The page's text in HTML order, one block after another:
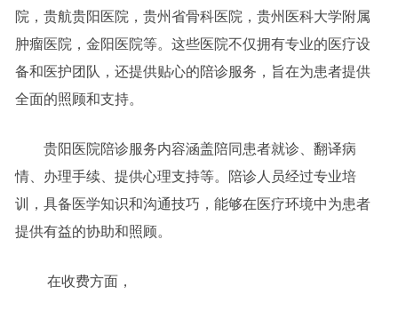
院，贵航贵阳医院，贵州省骨科医院，贵州医科大学附属
肿瘤医院，金阳医院等。这些医院不仅拥有专业的医疗设
备和医护团队，还提供贴心的陪诊服务，旨在为患者提供
全面的照顾和支持。
贵阳医院陪诊服务内容涵盖陪同患者就诊、翻译病
情、办理手续、提供心理支持等。陪诊人员经过专业培
训，具备医学知识和沟通技巧，能够在医疗环境中为患者
提供有益的协助和照顾。
在收费方面，